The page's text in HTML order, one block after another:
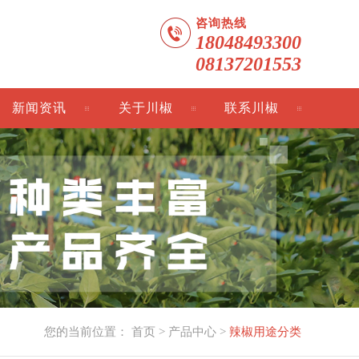
咨询热线
18048493300
08137201553
新闻资讯 关于川椒 联系川椒
您的当前位置： 首页 > 产品中心 > 辣椒用途分类